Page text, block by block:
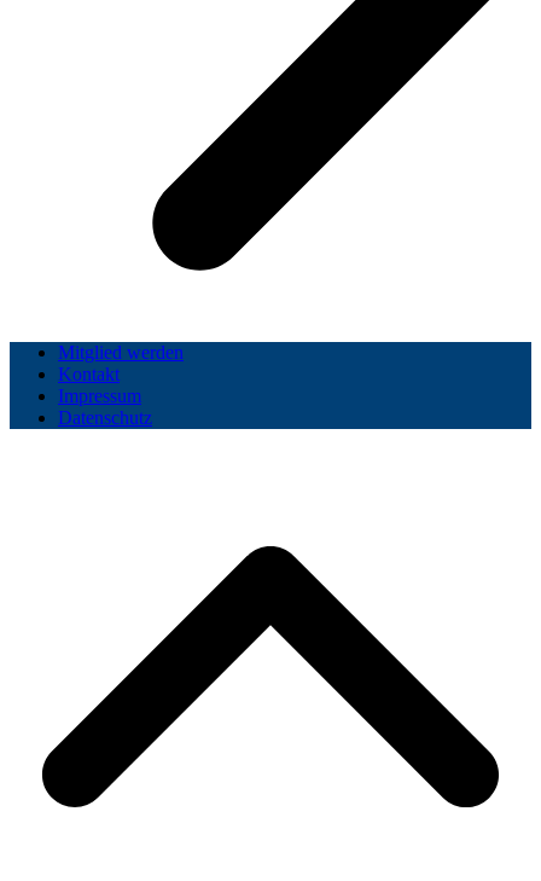
Mitglied werden
Kontakt
Impressum
Datenschutz